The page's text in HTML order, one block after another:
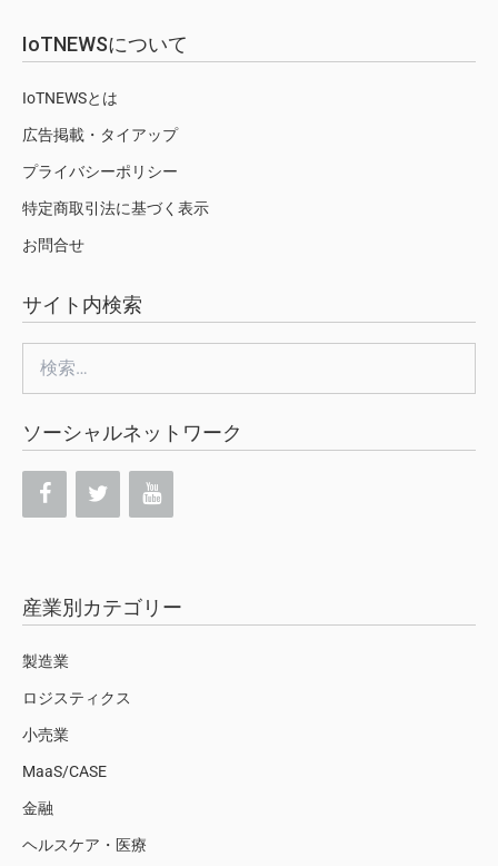
IoTNEWSについて
IoTNEWSとは
広告掲載・タイアップ
プライバシーポリシー
特定商取引法に基づく表示
お問合せ
サイト内検索
索:
ソーシャルネットワーク
産業別カテゴリー
製造業
ロジスティクス
小売業
MaaS/CASE
金融
ヘルスケア・医療